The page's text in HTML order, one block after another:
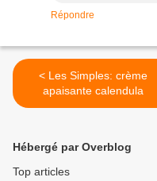
Répondre
< Les Simples: crème
apaisante calendula
Hébergé par Overblog
Top articles